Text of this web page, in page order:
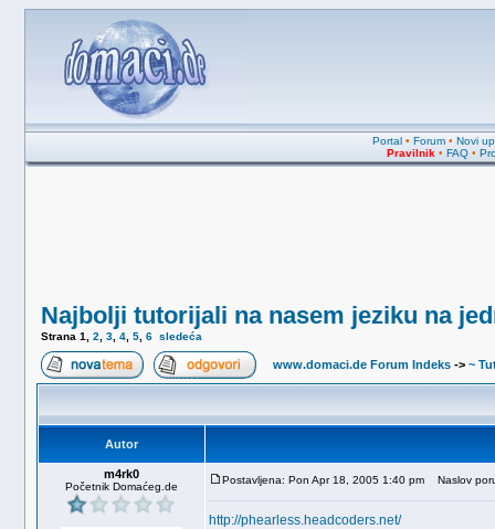
Portal• Forum• Novi
Pravilnik • FAQ •
Najbolji tutorijali na nasem jeziku na
Strana 1 2 3, 4, 5, 6 sledeća
www.domaci.de Forum Indeks-> ~
Autor
m4rk0
Početnik Domaćeg.de
Postavljena: Pon Apr 18, 2005 1:40 pm Naslov
http://phearless.headcoders.net/